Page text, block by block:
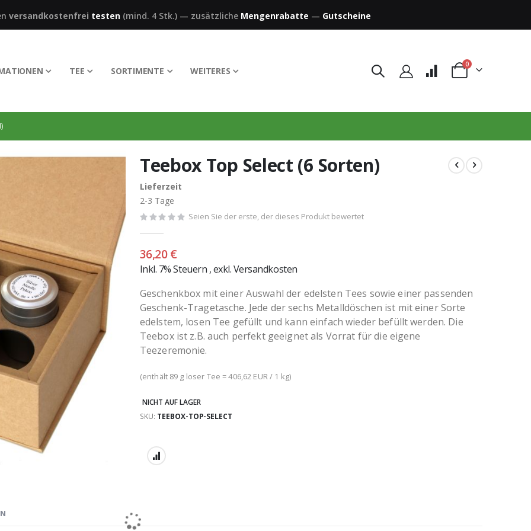
versandkostenfrei testen(mind. 4 Stk.)— zusätzliche Mengenrabatte — Gutscheine
TEE SORTIMENTE WEITERES Warenkorb
0Artikel
Teebox Top Select (6 Sorten)
Lieferzeit
2-3 Tage
Seien Sie der erste, der dieses Produkt bewertet
36,20 €
Inkl. 7% Steuern ,exkl.Versandkosten
Geschenkbox mit einer Auswahl der edelsten Tees sowie einer passenden
Geschenk-Tragetasche. Jede der sechs Metalldöschen ist mit einer Sorte
edelstem, losen Tee gefüllt und kann einfach wieder befüllt werden. Die
Teebox ist z.B. auch perfekt geeignet als Vorrat für die eigene
Teezeremonie.
(enthält 89 g loser Tee = 406,62 EUR / 1 kg)
NICHT AUF LAGER
SKU TEEBOX-TOP-SELECT